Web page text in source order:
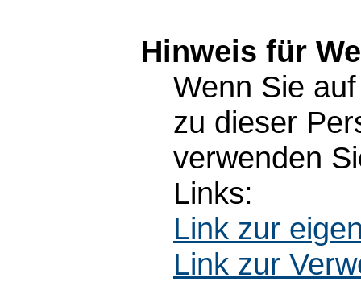
Hinweis für
Wenn Sie
zu dieser
verwenden
Links:
Link zur
Link zur